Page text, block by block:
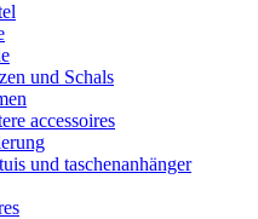
und Schals
accessoires
und taschenanhänger